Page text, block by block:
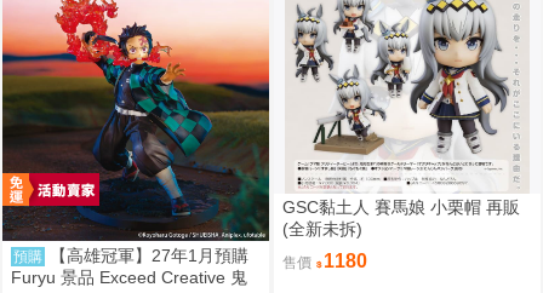
預購
【高雄冠軍】27年1月預購
Furyu 景品 Exceed Creative 鬼
GSC黏土人 賽馬娘 小栗帽 再販
(全新未拆)
售價 1180